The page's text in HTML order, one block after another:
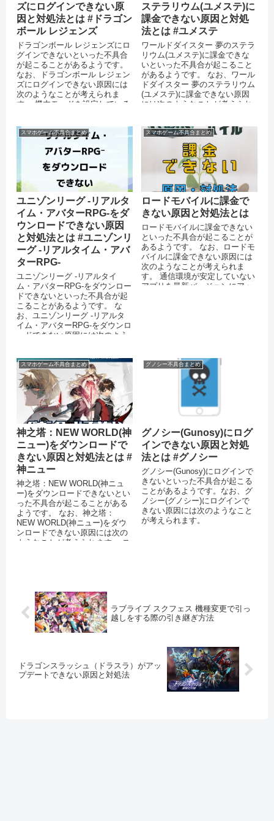
ズにログインできない原
因と対処法とは #ドラゴン
ボール レジェンズ
ドラゴンボール レジェンズにロ
グインできないといった不具合
が起こることがあるようです。
なお、ドラゴンボール レジェン
ズにログインできない原因には
次のようなことが考えられま
す。 機内モードを設定している
ステラリウム(ユメステ)に
課金できない原因と対処
法とは #ユメステ
ワールドダイスター 夢のステラ
リウム(ユメステ)に課金できな
いといった不具合が起こること
があるようです。 なお、ワール
ドダイスター 夢のステラリウム
(ユメステ)に課金できない原因
には次のようなことが考えられ
スマホゲーム不具合まとめ
ユニゾンリーグ -リアルタ
イム・アバターRPG-をダ
ウンロードできない原因
と対処法とは #ユニゾンリ
ーグ -リアルタイム・アバ
ターRPG-
ユニゾンリーグ -リアルタイ
ム・アバターRPG-をダウンロー
ドできないといった不具合が起
こることがあるようです。 な
お、ユニゾンリーグ -リアルタ
イム・アバターRPG-をダウンロ
ードできない原因には次のよう
スマホゲーム不具合まとめ
ロードモバイルに課金で
きない原因と対処法とは
ロードモバイルに課金できない
といった不具合が起こることが
あるようです。 なお、ロードモ
バイルに課金できない原因には
次のようなことが考えられま
す。 通信環境が安定していない
アプリを最新バージョンにアッ
スマホゲーム不具合まとめ
神之塔：NEW WORLD(神
ニュー)をダウンロードで
きない原因と対処法とは #
神ニュー
神之塔：NEW WORLD(神ニュ
ー)をダウンロードできないとい
った不具合が起こることがある
ようです。 なお、神之塔：
NEW WORLD(神ニュー)をダウ
ンロードできない原因には次の
ようなことが考えられます。 ス
グノシー不具合まとめ
グノシー(Gunosy)にログ
インできない原因と対処
法とは #グノシー
グノシー(Gunosy)にログインで
きないといった不具合が起こる
ことがあるようです。なお、グ
ノシー(グノシー)にログインで
きない原因には次のようなこと
が考えられます。
ラブライブ スクフェス 機種変更で引っ
越しをする際の引き継ぎ方法
ドラゴンスラッシュ（ドラスラ）がアッ
プデートできない原因と対処法